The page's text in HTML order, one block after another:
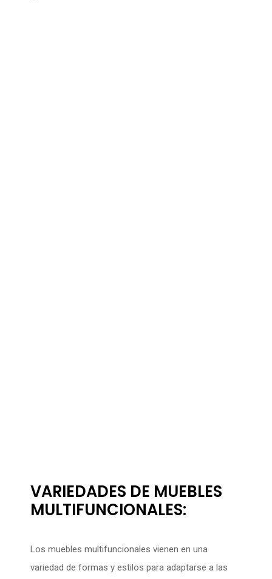
VARIEDADES DE MUEBLES
MULTIFUNCIONALES:
Los muebles multifuncionales vienen en una
variedad de formas y estilos para adaptarse a las